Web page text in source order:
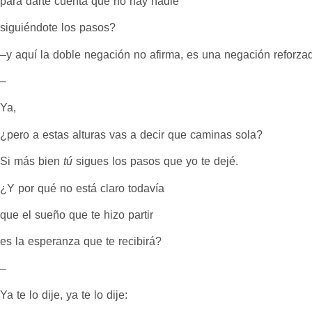
siguiéndote los pasos?
–y aquí la doble negación no afirma, es una negación
–
Ya,
¿pero a estas alturas vas a decir que caminas sola?
Si más bien tú sigues los pasos que yo te dejé.
¿Y por qué no está claro todavía
que el sueño que te hizo partir
es la esperanza que te recibirá?
–
Ya te lo dije, ya te lo dije: